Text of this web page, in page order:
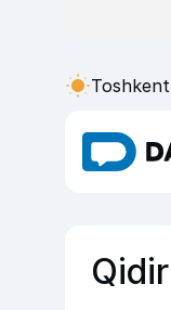
Toshkent